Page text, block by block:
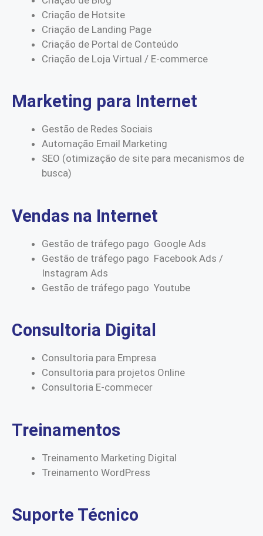
Criação de Hotsite
Criação de Landing Page
Criação de Portal de Conteúdo
Criação de Loja Virtual / E-commerce
Marketing para Internet
Gestão de Redes Sociais
Automação Email Marketing
SEO (otimização de site para mecanismos de
busca)
Vendas na Internet
Gestão de tráfego pago Google Ads
Gestão de tráfego pago Facebook Ads /
Instagram Ads
Gestão de tráfego pago Youtube
Consultoria Digital
Consultoria para Empresa
Consultoria para projetos Online
Consultoria E-commecer
Treinamentos
Treinamento Marketing Digital
Treinamento WordPress
Suporte Técnico